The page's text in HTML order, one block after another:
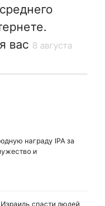
вас 8 августа
награду IPA за
и
спасти людей